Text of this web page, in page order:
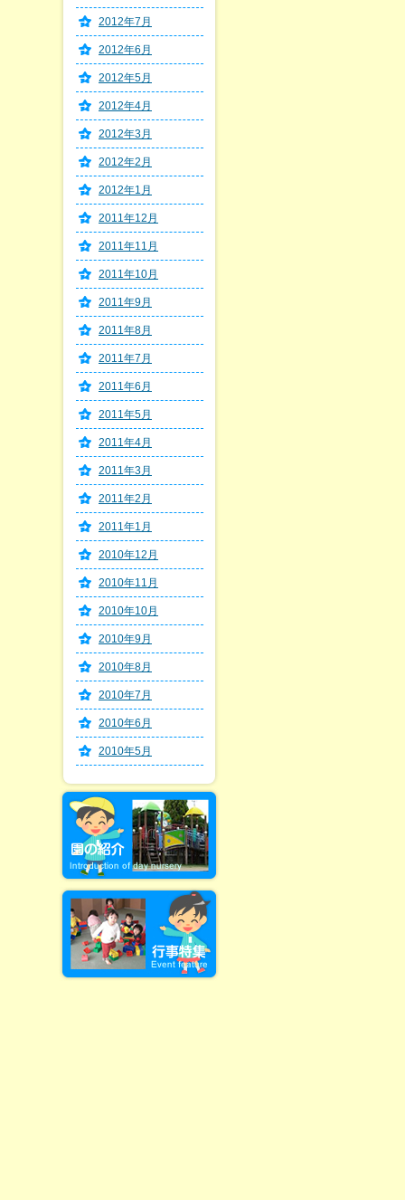
2012年7月
2012年6月
2012年5月
2012年4月
2012年3月
2012年2月
2012年1月
2011年12月
2011年11月
2011年10月
2011年9月
2011年8月
2011年7月
2011年6月
2011年5月
2011年4月
2011年3月
2011年2月
2011年1月
2010年12月
2010年11月
2010年10月
2010年9月
2010年8月
2010年7月
2010年6月
2010年5月